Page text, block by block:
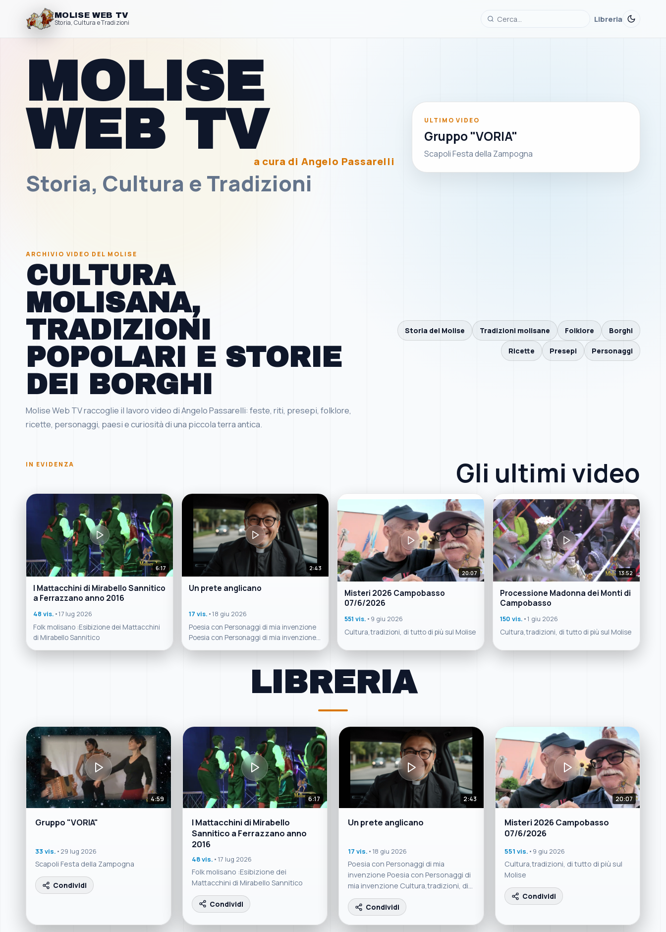
MOLISE WEB TV
Storia, Cultura e Tradizioni
Libreria
MOLISE
WEB TV
a cura di Angelo Passarelli
Storia, Cultura e Tradizioni
ULTIMO VIDEO
Gruppo "VORIA"
Scapoli Festa della Zampogna
ARCHIVIO VIDEO DEL MOLISE
CULTURA
MOLISANA,
TRADIZIONI
POPOLARI E STORIE
DEI BORGHI
Molise Web TV raccoglie il lavoro video di Angelo Passarelli: feste, riti, presepi, folklore,
ricette, personaggi, paesi e curiosità di una piccola terra antica.
Storia del Molise Tradizioni molisane Folklore Borghi
Ricette Presepi Personaggi
IN EVIDENZA Gli ultimi video
6:17
I Mattacchini di Mirabello Sannitico
a Ferrazzano anno 2016
48 vis. •17 lug 2026
Folk molisano :Esibizione dei Mattacchini
di Mirabello Sannitico
2:43
Un prete anglicano
17 vis. •18 giu 2026
Poesia con Personaggi di mia invenzione
Poesia con Personaggi di mia invenzione
Cultura,tradizioni, di tutto di più sul Molise
20:07
Misteri 2026 Campobasso
07/6/2026
551 vis. • 9 giu 2026
Cultura,tradizioni, di tutto di più sul Molise
13:52
Processione Madonna dei Monti di
Campobasso
150 vis. •1 giu 2026
Cultura,tradizioni, di tutto di più sul Molise
LIBRERIA
4:59
Gruppo "VORIA"
33 vis. • 29 lug 2026
Scapoli Festa della Zampogna
Condividi
6:17
I Mattacchini di Mirabello
Sannitico a Ferrazzano anno
2016
48 vis. • 17 lug 2026
Folk molisano :Esibizione dei
Mattacchini di Mirabello Sannitico
Condividi
2:43
Un prete anglicano
17 vis. • 18 giu 2026
Poesia con Personaggi di mia
invenzione Poesia con Personaggi di
mia invenzione Cultura,tradizioni, di
tutto di più sul Molise
Condividi
20:07
Misteri 2026 Campobasso
07/6/2026
551 vis. • 9 giu 2026
Cultura,tradizioni, di tutto di più sul
Molise
Condividi